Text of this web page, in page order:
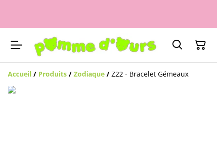
Accueil / Produits / Zodiaque / Z22 - Bracelet Gémeaux